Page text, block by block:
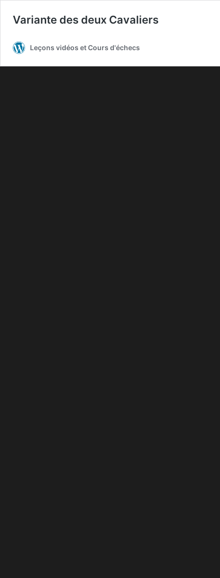
Variante des deux Cavaliers
Leçons vidéos et Cours d'échecs